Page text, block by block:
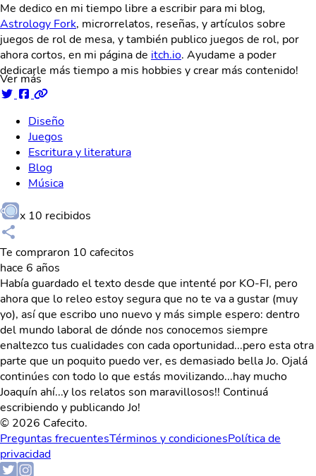
Me dedico en mi tiempo libre a escribir para mi blog,
Astrology Fork, microrrelatos, reseñas, y artículos sobre
juegos de rol de mesa, y también publico juegos de rol, por
ahora cortos, en mi página de itch.io. Ayudame a poder
dedicarle más tiempo a mis hobbies y crear más contenido!
Ver más
Diseño
Juegos
Escritura y literatura
Blog
Música
x 10 recibidos
Te compraron 10 cafecitos
hace 6 años
Había guardado el texto desde que intenté por KO-FI, pero
ahora que lo releo estoy segura que no te va a gustar (muy
yo), así que escribo uno nuevo y más simple espero: dentro
del mundo laboral de dónde nos conocemos siempre
enaltezco tus cualidades con cada oportunidad...pero esta otra
parte que un poquito puedo ver, es demasiado bella Jo. Ojalá
continúes con todo lo que estás movilizando...hay mucho
Joaquín ahí...y los relatos son maravillosos!! Continuá
escribiendo y publicando Jo!
© 2026 Cafecito.
Preguntas frecuentesTérminos y condicionesPolítica de
privacidad